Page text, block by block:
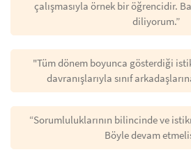
çalışmasıyla örnek bir öğrencidir.
diliyorum.”
"Tüm dönem boyunca gösterdiği
davranışlarıyla sınıf
“Sorumluluklarının bilincinde ve
Böyle devam